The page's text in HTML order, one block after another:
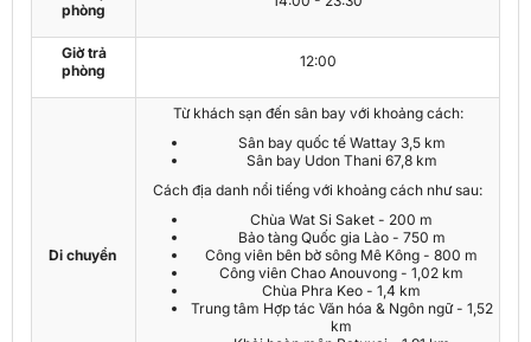
phòng
Giờ trả
phòng
12:00
Di chuyển
Từ khách sạn đến sân bay với khoảng cách:
Sân bay quốc tế Wattay 3,5 km
Sân bay Udon Thani 67,8 km
Cách địa danh nổi tiếng với khoảng cách như sau:
Chùa Wat Si Saket - 200 m
Bảo tàng Quốc gia Lào - 750 m
Công viên bên bờ sông Mê Kông - 800 m
Công viên Chao Anouvong - 1,02 km
Chùa Phra Keo - 1,4 km
Trung tâm Hợp tác Văn hóa & Ngôn ngữ - 1,52
km